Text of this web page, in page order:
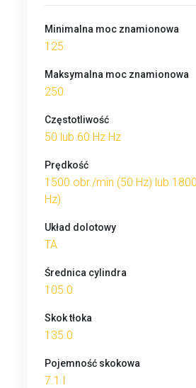
Minimalna moc znamionowa
125
Maksymalna moc znamionowa
250
Częstotliwość
50 lub 60 Hz Hz
Prędkość
1500 obr./min (50 Hz) lub
Hz)
Układ dolotowy
TA
Średnica cylindra
105.0
Skok tłoka
135.0
Pojemność skokowa
7.1 l